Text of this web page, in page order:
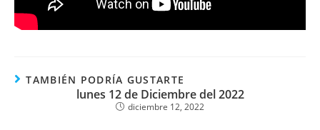
TAMBIÉN PODRÍA GUSTARTE
lunes 12 de Diciembre del 2022
diciembre 12, 2022